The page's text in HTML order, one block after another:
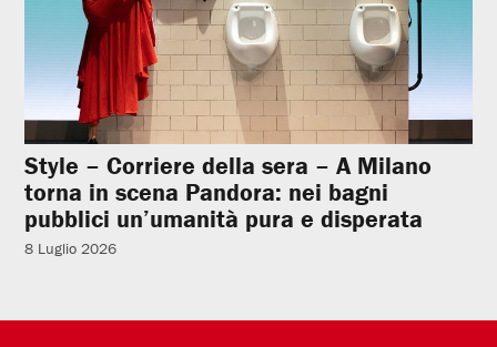
Style – Corriere della sera – A Milano
torna in scena Pandora: nei bagni
pubblici un’umanità pura e disperata
8 Luglio 2026